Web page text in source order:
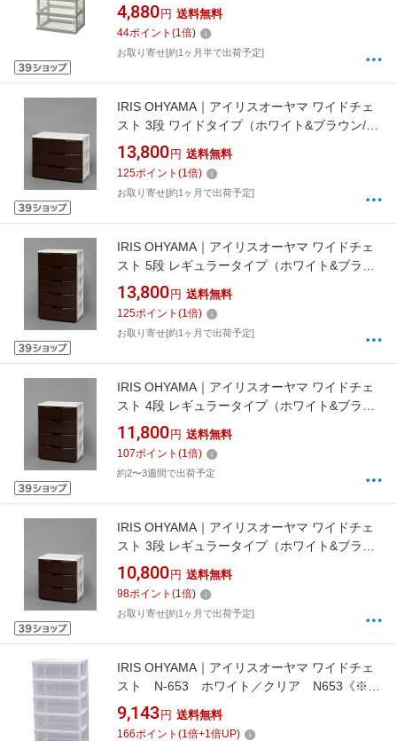
4,880 円 送料無料
44ポイント (1倍)
お取り寄せ[約1ヶ月半で出荷予定]
IRIS OHYAMA｜アイリスオーヤマ ワイドチェ
スト 3段 ワイドタイプ（ホワイト&ブラウン/約
幅72×奥行41×高さ61.5cm）
13,800 円 送料無料
125ポイント (1倍)
お取り寄せ[約1ヶ月で出荷予定]
IRIS OHYAMA｜アイリスオーヤマ ワイドチェ
スト 5段 レギュラータイプ（ホワイト&ブラウ
ン/約幅55×奥行41×高さ99.5cm）
13,800 円 送料無料
125ポイント (1倍)
お取り寄せ[約1ヶ月で出荷予定]
IRIS OHYAMA｜アイリスオーヤマ ワイドチェ
スト 4段 レギュラータイプ（ホワイト&ブラウ
ン/約幅55×奥行41×高さ80.5cm）
11,800 円 送料無料
107ポイント (1倍)
約2〜3週間で出荷予定
IRIS OHYAMA｜アイリスオーヤマ ワイドチェ
スト 3段 レギュラータイプ（ホワイト&ブラウ
ン/約幅55×奥行41×高さ61.5cm）
10,800 円 送料無料
98ポイント (1倍)
お取り寄せ[約1ヶ月で出荷予定]
IRIS OHYAMA｜アイリスオーヤマ ワイドチェ
スト N-653 ホワイト／クリア N653《※画
像はイメージです。実際の商品とは異なりま
す》
9,143 円 送料無料
166ポイント (1倍+1倍UP)